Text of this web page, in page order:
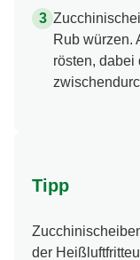
Rub würzen.
rösten,
Tipp
der